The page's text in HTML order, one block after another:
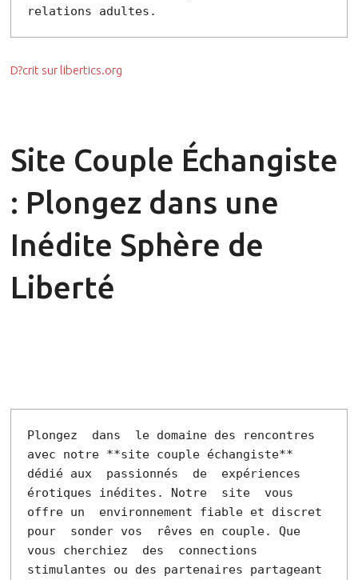
D?crit sur libertics.org
Site Couple Échangiste
: Plongez dans une
Inédite Sphère de
Liberté
Plongez  dans  le domaine des rencontres
avec notre **site couple échangiste**
dédié aux  passionnés  de  expériences
érotiques inédites. Notre  site  vous
offre un  environnement fiable et discret
pour  sonder vos  rêves en couple. Que
vous cherchiez  des  connections
stimulantes ou des partenaires partageant